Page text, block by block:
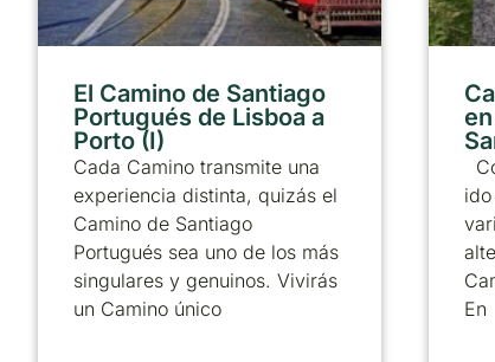
El Camino de Santiago
Portugués de Lisboa a
Porto (I)
Cada Camino transmite una
experiencia distinta, quizás el
Camino de Santiago
Portugués sea uno de los más
singulares y genuinos. Vivirás
un Camino único
En